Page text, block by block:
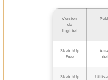
Version
du
logiciel
SketchUp
Free
SketchUp